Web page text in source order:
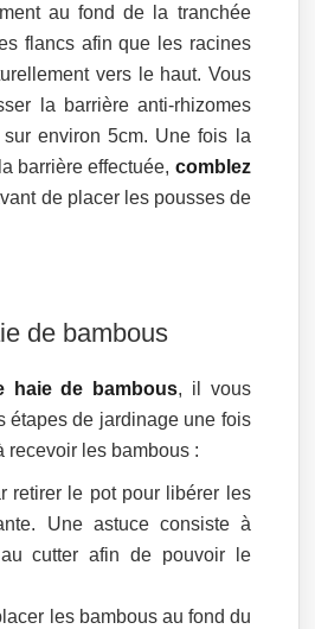
au fond de la tranchée
flancs afin que les racines
vers le haut. Vous
la barrière anti-rhizomes
environ 5cm. Une fois la
barrière effectuée, comblez
de placer les pousses de
de bambous
haie de bambous, il vous
étapes de jardinage une fois
recevoir les bambous :
retirer le pot pour libérer les
Une astuce consiste à
cutter afin de pouvoir le
les bambous au fond du